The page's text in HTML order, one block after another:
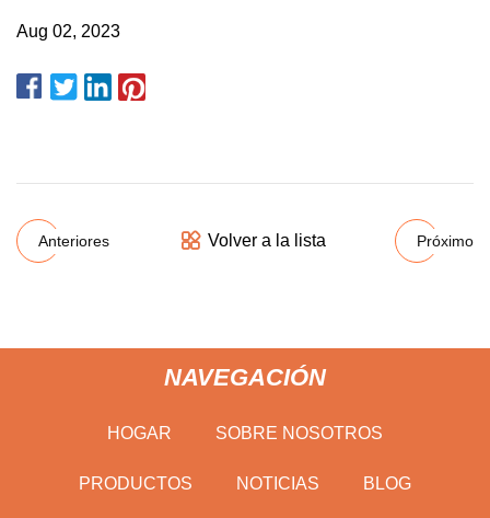
Aug 02, 2023
Anteriores Volver a la lista Próximo
NAVEGACIÓN
HOGAR SOBRE NOSOTROS
PRODUCTOS NOTICIAS BLOG